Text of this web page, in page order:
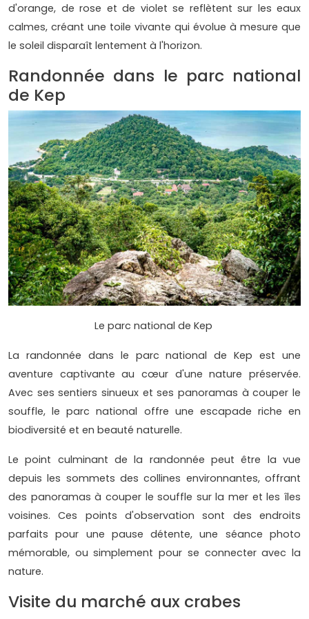
d'orange, de rose et de violet se reflètent sur les eaux
calmes, créant une toile vivante qui évolue à mesure que
le soleil disparaît lentement à l'horizon.
Randonnée dans le parc national
de Kep
Le parc national de Kep
La randonnée dans le parc national de Kep est une
aventure captivante au cœur d'une nature préservée.
Avec ses sentiers sinueux et ses panoramas à couper le
souffle, le parc national offre une escapade riche en
biodiversité et en beauté naturelle.
Le point culminant de la randonnée peut être la vue
depuis les sommets des collines environnantes, offrant
des panoramas à couper le souffle sur la mer et les îles
voisines. Ces points d'observation sont des endroits
parfaits pour une pause détente, une séance photo
mémorable, ou simplement pour se connecter avec la
nature.
Visite du marché aux crabes